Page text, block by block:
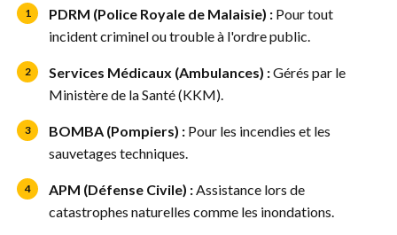
1 PDRM (Police Royale de Malaisie) : Pour tout
incident criminel ou trouble à l'ordre public.
2 Services Médicaux (Ambulances) :Gérés par le
Ministère de la Santé (KKM).
3 BOMBA (Pompiers) : Pour les incendies et les
sauvetages techniques.
4 APM (Défense Civile) :Assistance lors de
catastrophes naturelles comme les inondations.